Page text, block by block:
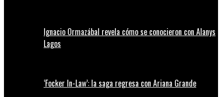
Ignacio Ormazábal revela cómo se conocieron con Alanys
Lagos
‘Focker In-Law’: la saga regresa con Ariana Grande